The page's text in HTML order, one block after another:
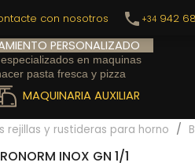
con nosotros call +34 942
PERSONALIZADO
en maquinas
pasta fresca y pizza
MAQUINARIA AUXILIAR
rejillas y rustideras para horno
INOX GN 1/1